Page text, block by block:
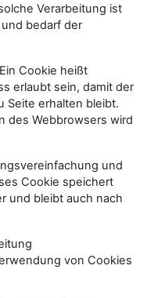
Verarbeitung ist
bedarf der
Cookie heißt
erlaubt sein, damit der
Seite erhalten bleibt.
des Webbrowsers wird
und
Cookie speichert
und bleibt auch nach
von Cookies